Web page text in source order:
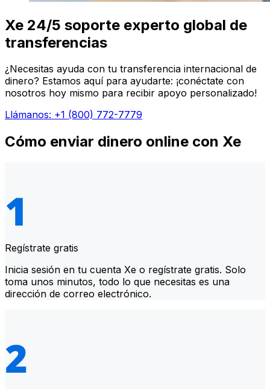
Xe 24/5 soporte experto global de
transferencias
¿Necesitas ayuda con tu transferencia internacional de
dinero? Estamos aquí para ayudarte: ¡conéctate con
nosotros hoy mismo para recibir apoyo personalizado!
Llámanos: +1 (800) 772-7779
Cómo enviar dinero online con Xe
Regístrate gratis
Inicia sesión en tu cuenta Xe o regístrate gratis. Solo
toma unos minutos, todo lo que necesitas es una
dirección de correo electrónico.